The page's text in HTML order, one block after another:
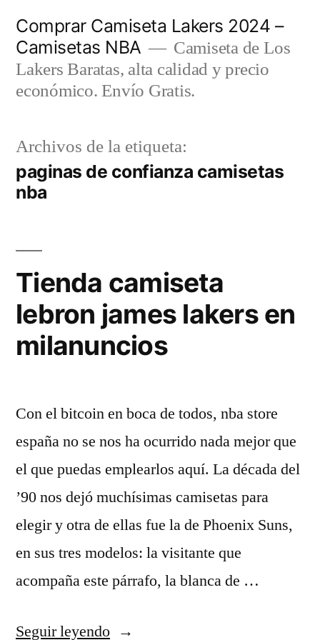
contenido
Comprar Camiseta Lakers 2024 –
Camisetas NBA
Camiseta de Los
Lakers Baratas, alta calidad y precio
económico. Envío Gratis.
Archivos de la etiqueta:
paginas de confianza camisetas
nba
Tienda camiseta
lebron james lakers en
milanuncios
Con el bitcoin en boca de todos, nba store
españa no se nos ha ocurrido nada mejor que
el que puedas emplearlos aquí. La década del
’90 nos dejó muchísimas camisetas para
elegir y otra de ellas fue la de Phoenix Suns,
en sus tres modelos: la visitante que
acompaña este párrafo, la blanca de …
Seguir leyendo«Tienda